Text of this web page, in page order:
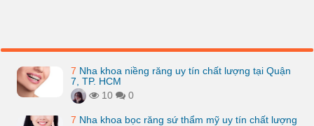
7 Nha khoa niềng răng uy tín chất lượng tại Quận
7, TP. HCM
10
0
7 Nha khoa bọc răng sứ thẩm mỹ uy tín chất lượng